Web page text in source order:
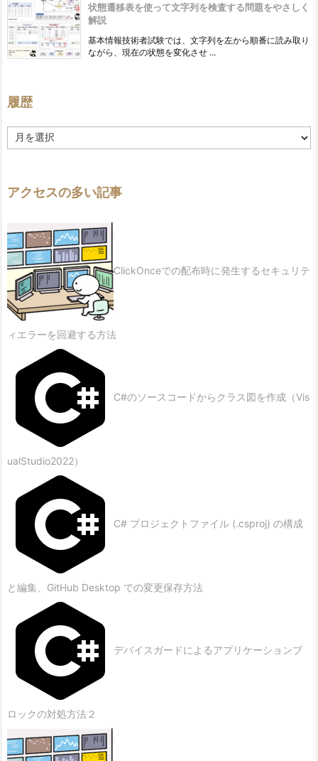
状態遷移表を使って文字列を検査する問題をやさしく
解説
基本情報技術者試験では、文字列を左から順番に読み取り
ながら、現在の状態を変化させ ...
履歴
歴
アクセスの多い記事
ClickOnceでの配布時に発生するセキュリテ
ィエラーを回避する方法
C#のソースコードからクラス図を作成（Vis
ualStudio2022）
C# プロジェクトファイル (.csproj) の構成
と編集、GitHub Desktop での変更保存方法
デバイスガードによるアプリケーションブ
ロックの対処方法２